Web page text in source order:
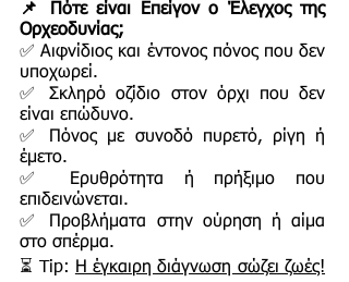
📌 Πότε είναι Επείγον ο Έλεγχος της
Ορχεοδυνίας;
✅ Αιφνίδιος και έντονος πόνος που δεν
υποχωρεί.
✅ Σκληρό οζίδιο στον όρχι που δεν
είναι επώδυνο.
✅ Πόνος με συνοδό πυρετό, ρίγη ή
έμετο.
✅ Ερυθρότητα ή πρήξιμο που
επιδεινώνεται.
✅ Προβλήματα στην ούρηση ή αίμα
στο σπέρμα.
⏳ Tip: Η έγκαιρη διάγνωση σώζει ζωές!